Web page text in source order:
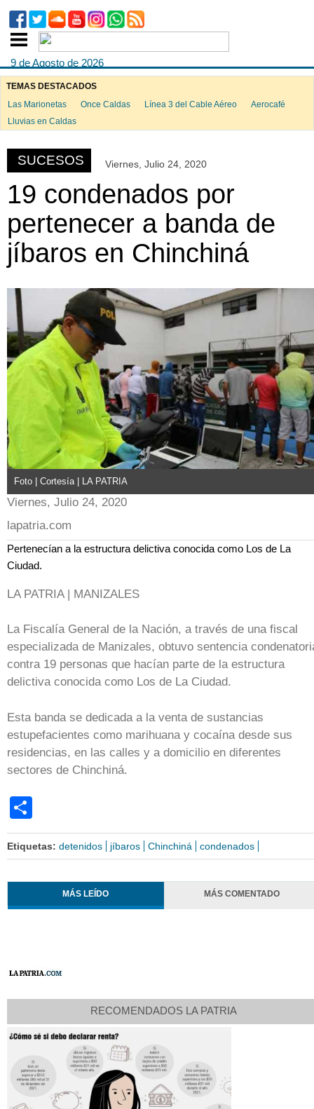
9 de Agosto de 2026
TEMAS DESTACADOS
Las Marionetas
Once Caldas Línea 3 del Cable Aéreo
Aerocafé
Lluvias en Caldas
SUCESOS Viernes, Julio 24, 2020
19 condenados por
pertenecer a banda de
jíbaros en Chinchiná
Foto | Cortesía | LA PATRIA
Viernes, Julio 24, 2020
lapatria.com
Pertenecían a la estructura delictiva conocida como Los de La
Ciudad.
LA PATRIA | MANIZALES
La Fiscalía General de la Nación, a través de una fiscal
especializada de Manizales, obtuvo sentencia
contra 19 personas que hacían parte de la estructura
delictiva conocida como Los de La Ciudad.
Esta banda se dedicada a la venta de sustancias
estupefacientes como marihuana y cocaína desde sus
residencias, en las calles y a domicilio en diferentes
sectores de Chinchiná.
Etiquetas: detenidos jíbaros Chinchiná condenados
MÁS LEÍDO MÁS COMENTADO
RECOMENDADOS LA PATRIA